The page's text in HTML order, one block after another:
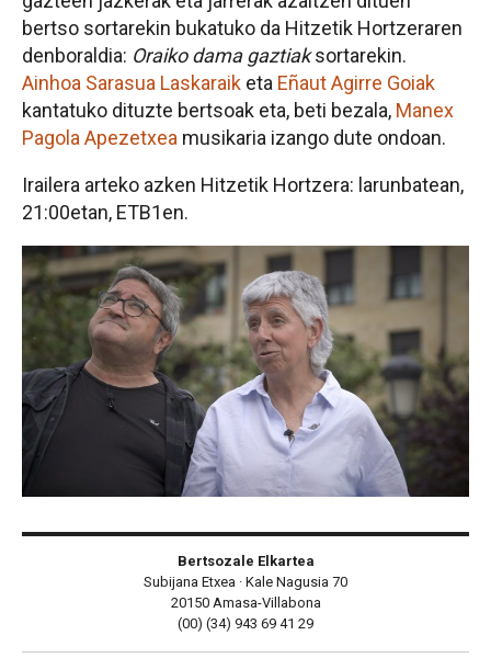
bertso sortarekin bukatuko da Hitzetik Hortzeraren
denboraldia: Oraiko dama gaztiaksortarekin.
Ainhoa Sarasua Laskaraik eta Eñaut Agirre Goiak
kantatuko dituzte bertsoak eta, beti bezala, Manex
Pagola Apezetxea musikaria izango dute ondoan.
Irailera arteko azken Hitzetik Hortzera: larunbatean,
21:00etan, ETB1en.
Bertsozale Elkartea
Subijana Etxea · Kale Nagusia 70
20150 Amasa-Villabona
(00) (34) 943 69 41 29